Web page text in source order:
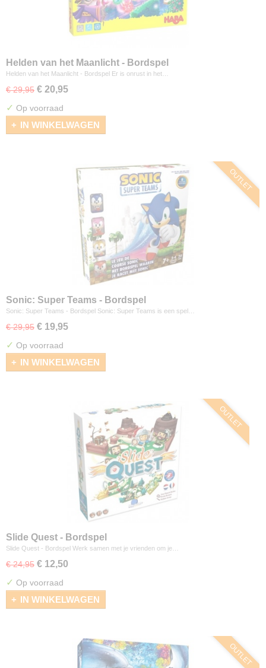
Helden van het Maanlicht - Bordspel
Helden van het Maanlicht - Bordspel Er is onrust in het…
€ 29,95 € 20,95
✓ Op voorraad
IN WINKELWAGEN
OUTLET
Sonic: Super Teams - Bordspel
Sonic: Super Teams - Bordspel Sonic: Super Teams is een spel…
€ 29,95 € 19,95
✓ Op voorraad
IN WINKELWAGEN
OUTLET
Slide Quest - Bordspel
Slide Quest - Bordspel Werk samen met je vrienden om je…
€ 24,95 € 12,50
✓ Op voorraad
IN WINKELWAGEN
OUTLET